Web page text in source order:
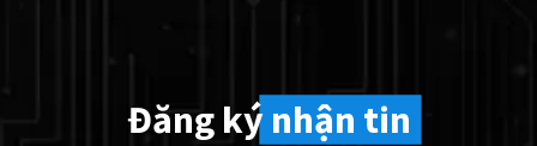
Đăng ký nhận tin